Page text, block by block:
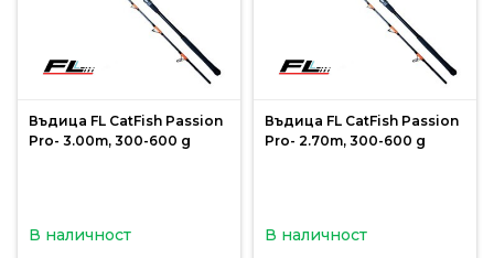
Захранки
и
Макари
Въдица FL CatFish Passion
Pro- 3.00m, 300-600 g
В наличност
Въдица FL CatFish Passion
Pro- 2.70m, 300-600 g
В наличност